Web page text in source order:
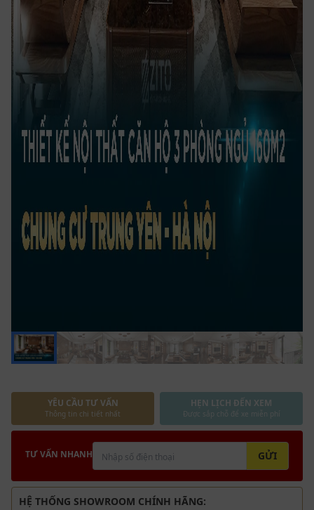
YÊU CẦU TƯ VẤN
Thông tin chi tiết nhất
HẸN LỊCH ĐẾN XEM
Được sắp chỗ để xe miễn phí
TƯ VẤN NHANH GỬI
HỆ THỐNG SHOWROOM CHÍNH HÃNG: